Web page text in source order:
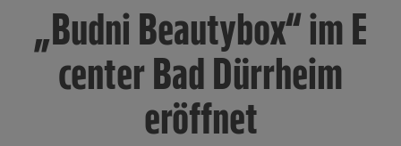
„Budni Beautybox“ im E
center Bad Dürrheim
eröffnet